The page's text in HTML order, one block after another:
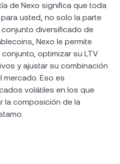
de Nexo significa que toda
usted, no solo la parte
conjunto diversificado de
Nexo le permite
optimizar su LTV
y ajustar su combinación
mercado. Eso es
volátiles en los que
la composición de la